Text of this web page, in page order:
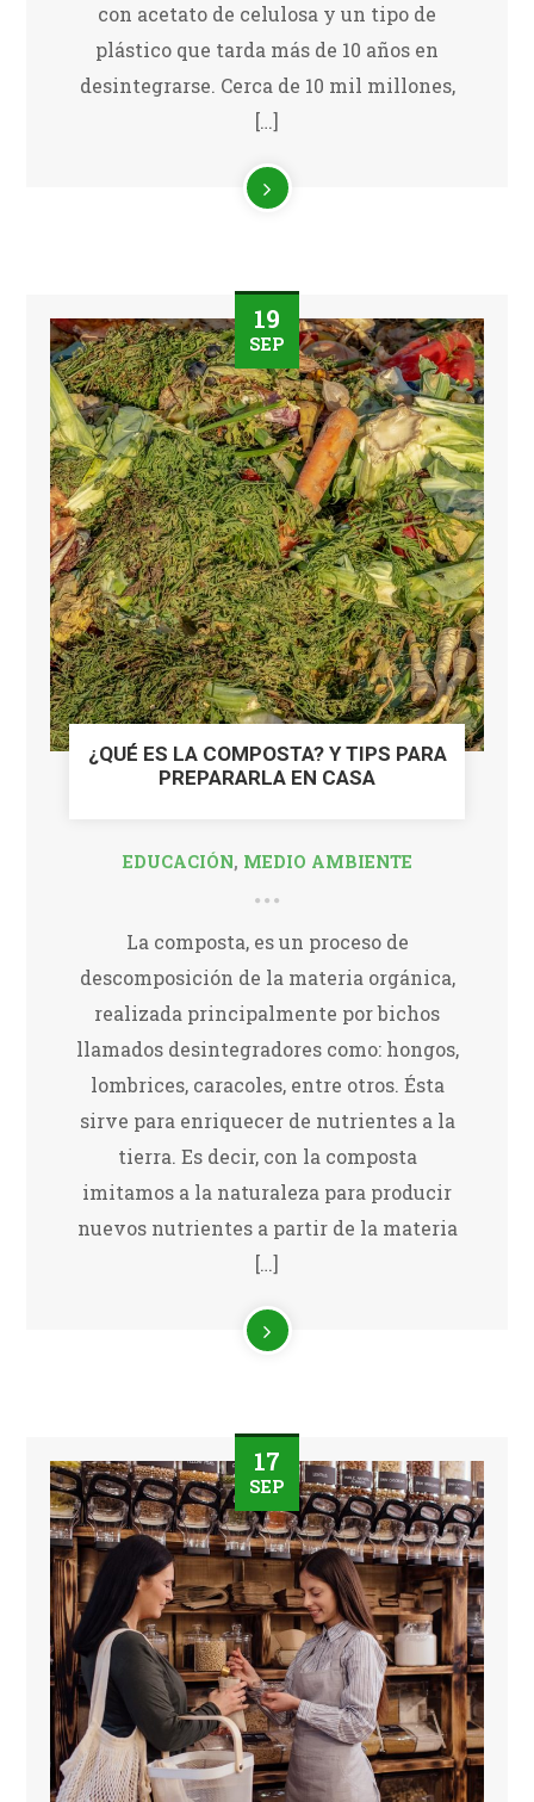
con acetato de celulosa y un tipo de
plástico que tarda más de 10 años en
desintegrarse. Cerca de 10 mil millones,
[…]
19
SEP
¿QUÉ ES LA COMPOSTA? Y TIPS PARA
PREPARARLA EN CASA
EDUCACIÓN, MEDIO AMBIENTE
La composta, es un proceso de
descomposición de la materia orgánica,
realizada principalmente por bichos
llamados desintegradores como: hongos,
lombrices, caracoles, entre otros. Ésta
sirve para enriquecer de nutrientes a la
tierra. Es decir, con la composta
imitamos a la naturaleza para producir
nuevos nutrientes a partir de la materia
[…]
17
SEP